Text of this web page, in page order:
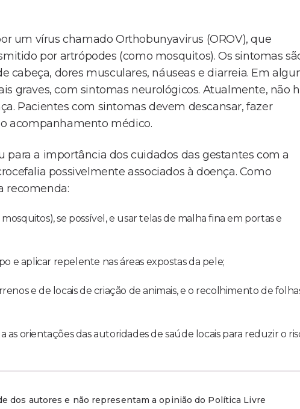
um vírus chamado Orthobunyavirus (OROV), que
por artrópodes (como mosquitos). Os sintomas
cabeça, dores musculares, náuseas e diarreia. Em
graves, com sintomas neurológicos. Atualmente, não
Pacientes com sintomas devem descansar, fazer
acompanhamento médico.
para a importância dos cuidados das gestantes com a
possivelmente associados à doença. Como
recomenda:
se possível, e usar telas de malha fina em portas e
e aplicar repelente nas áreas expostas da pele;
e de locais de criação de animais, e o recolhimento de
as orientações das autoridades de saúde locais para reduzir o
dos autores e não representam a opinião do Política Livre